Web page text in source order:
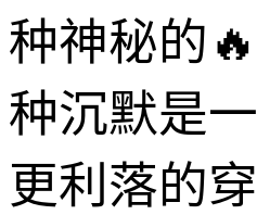
种神秘的
种沉默是
更利落的